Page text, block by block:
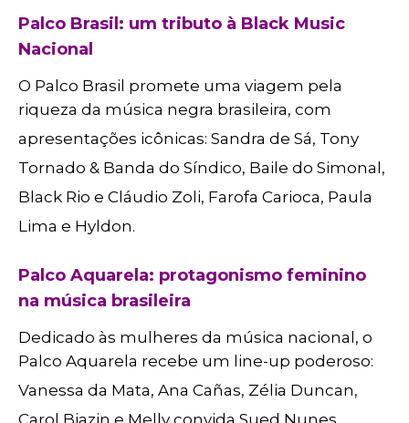
Palco Brasil: um tributo à Black Music
Nacional
O Palco Brasil promete uma viagem pela
riqueza da música negra brasileira, com
apresentações icônicas: Sandra de Sá, Tony
Tornado & Banda do Síndico, Baile do Simonal,
Black Rio e Cláudio Zoli, Farofa Carioca, Paula
Lima e Hyldon.
Palco Aquarela: protagonismo feminino
na música brasileira
Dedicado às mulheres da música nacional, o
Palco Aquarela recebe um line-up poderoso:
Vanessa da Mata, Ana Cañas, Zélia Duncan,
Carol Biazin e Melly convida Sued Nunes.